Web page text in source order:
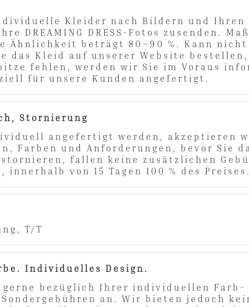
Kleider nach Bildern und
DREAMING DRESS-Fotos zusenden.
Ähnlichkeit beträgt 80–90 %. Kann
das Kleid auf unserer Website
fehlen, werden wir Sie im Voraus
für unsere Kunden angefertigt.
Stornierung
angefertigt werden, akzeptieren
Farben und Anforderungen, bevor Sie
fallen keine zusätzlichen
innerhalb von 15 Tagen 100 % des
T/T
Individuelles Design.
bezüglich Ihrer individuellen
an. Wir bieten jedoch